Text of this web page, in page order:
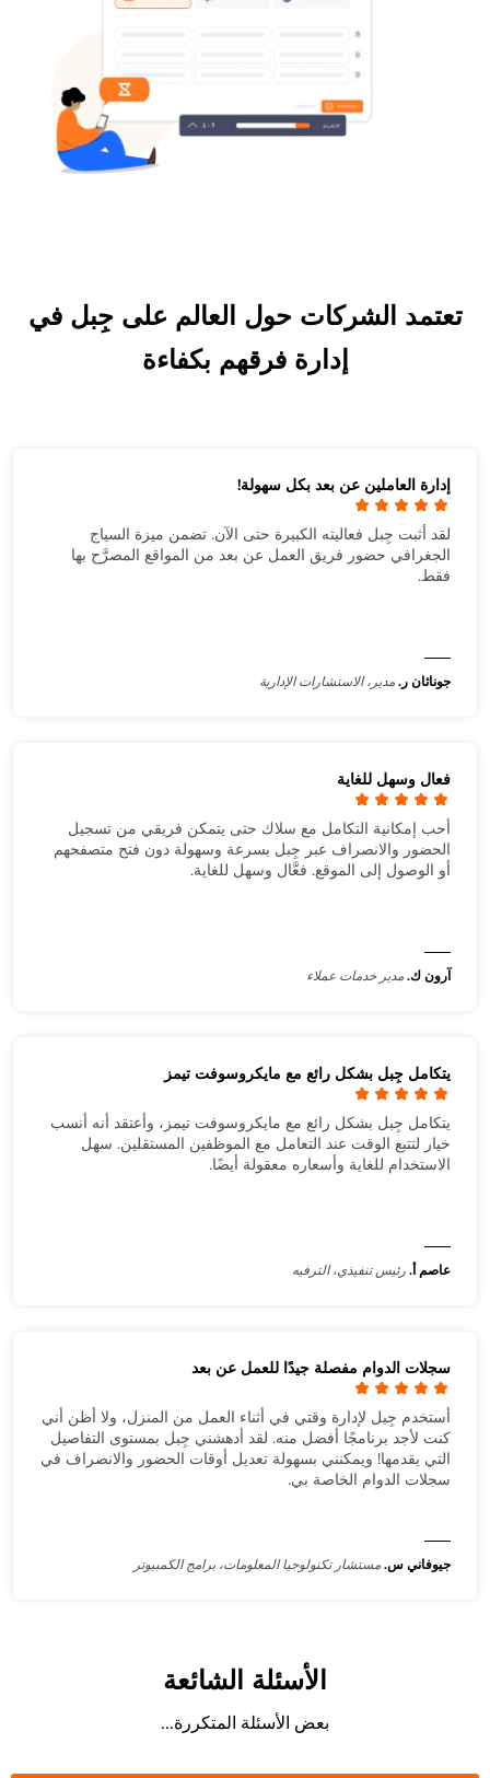
تعتمد الشركات حول العالم على جِبل في
إدارة فرقهم بكفاءة
إدارة العاملين عن بعد بكل سهولة!
لقد أثبت جِبل فعاليته الكبيرة حتى الآن. تضمن ميزة السياج
الجغرافي حضور فريق العمل عن بعد من المواقع المصرَّح بها
فقط.
جوناثان ر.مدير، الاستشارات الإدارية
فعال وسهل للغاية
أحب إمكانية التكامل مع سلاك حتى يتمكن فريقي من تسجيل
الحضور والانصراف عبر جِبل بسرعة وسهولة دون فتح متصفحهم
أو الوصول إلى الموقع. فعَّال وسهل للغاية.
آرون ك.مدير خدمات عملاء
يتكامل جِبل بشكل رائع مع مايكروسوفت تيمز
يتكامل جِبل بشكل رائع مع مايكروسوفت تيمز، وأعتقد أنه أنسب
خيار لتتبع الوقت عند التعامل مع الموظفين المستقلين. سهل
الاستخدام للغاية وأسعاره معقولة أيضًا.
عاصم أ.رئيس تنفيذي، الترفيه
سجلات الدوام مفصلة جيدًا للعمل عن بعد
أستخدم جِبل لإدارة وقتي في أثناء العمل من المنزل، ولا أظن أني
كنت لأجد برنامجًا أفضل منه. لقد أدهشني جِبل بمستوى التفاصيل
التي يقدمها! ويمكنني بسهولة تعديل أوقات الحضور والانصراف في
سجلات الدوام الخاصة بي.
جيوفاني س.مستشار تكنولوجيا المعلومات، برامج الكمبيوتر
الأسئلة الشائعة
بعض الأسئلة المتكررة...